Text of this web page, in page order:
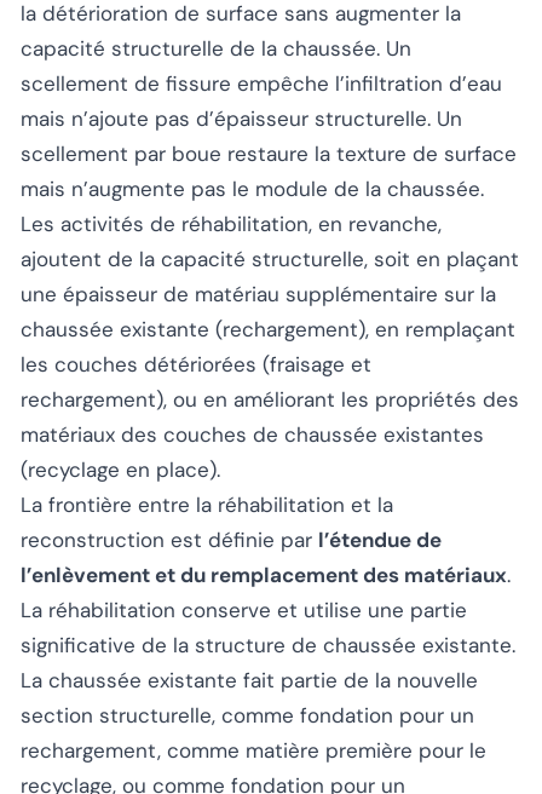
la détérioration de surface sans augmenter la
capacité structurelle de la chaussée. Un
scellement de fissure empêche l’infiltration d’eau
mais n’ajoute pas d’épaisseur structurelle. Un
scellement par boue restaure la texture de surface
mais n’augmente pas le module de la chaussée.
Les activités de réhabilitation, en revanche,
ajoutent de la capacité structurelle, soit en plaçant
une épaisseur de matériau supplémentaire sur la
chaussée existante (rechargement), en remplaçant
les couches détériorées (fraisage et
rechargement), ou en améliorant les propriétés des
matériaux des couches de chaussée existantes
(recyclage en place).
La frontière entre la réhabilitation et la
reconstruction est définie par l’étendue de
l’enlèvement et du remplacement des matériaux.
La réhabilitation conserve et utilise une partie
significative de la structure de chaussée existante.
La chaussée existante fait partie de la nouvelle
section structurelle, comme fondation pour un
rechargement, comme matière première pour le
recyclage, ou comme fondation pour un